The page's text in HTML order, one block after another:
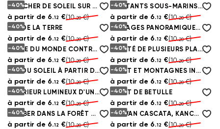
-40% COUCHER DE SOLEIL SUR FOND D'ÉCRAN DE PLAGE
à partir de 6.12 €(10.20€)
-40% HABITANTS SOUS-MARINS DES CARICATURES
à partir de 6.12 €(10.20€)
-40%
VUE DE LA TERRE
à partir de 6.12 €(10.20€)
-40% PAYSAGES PANORAMIQUES À L'EXTÉRIEUR DE LA FENÊTRE
à partir de 6.12 €(10.20€)
-40% ARBRE DU MONDE CONTRE LE CIEL NOCTURNE
à partir de 6.12 €(10.20€)
-40% BEAUTÉ DE PLUSIEURS PLANÈTES
à partir de 6.12 €(10.20€)
-40% VUE DU SOLEIL À PARTIR D'UNE ÎLE DÉSERTE
à partir de 6.12 €(10.20€)
-40% FORÊT ET MONTAGNES INCROYABLES DANS LE REFLET DE L'EAU CRISTALLINE
à partir de 6.12 €(10.20€)
-40% INTÉRIEUR LUMINEUX D'UNE MAISON DE CAMPAGNE
à partir de 6.12 €(10.20€)
-40%
FORÊT DE BETULLE
à partir de 6.12 €(10.20€)
-40% TOMBER DANS LA FORÊT DE THAÏLANDE, EWAN WATERFALL À KANCHANABURI
à partir de 6.12 €(10.20€)
-40% ERAWAN CASCATA, KANCHANABURI, THAÏLANDE
à partir de 6.12 €(10.20€)